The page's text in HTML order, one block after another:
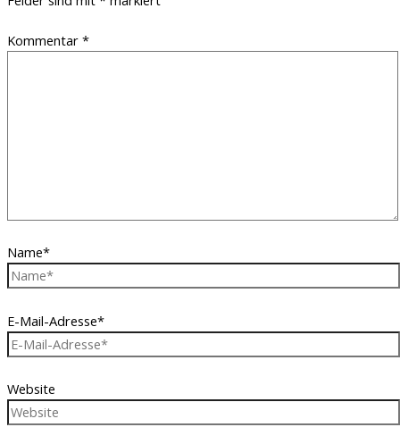
Kommentar *
Name*
E-Mail-Adresse*
Website